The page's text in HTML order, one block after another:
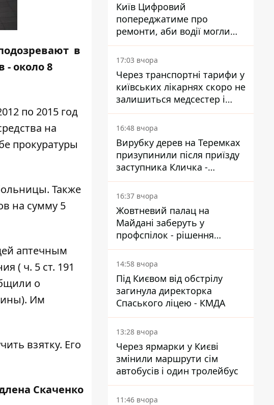
в
- около 8
по 2015 год
на
прокуратуры
Также
на сумму 5
аптечным
( ч. 5 ст. 191
о
Им
взятку. Его
Скаченко
Київ Цифровий
попереджатиме про
ремонти, аби водії могли
уникати ділянок із заторами
17:03 вчора
Через транспортні тарифи у
київських лікарнях скоро не
залишиться медсестер і
санітарок - професор
Голубовська
16:48 вчора
Вирубку дерев на Теремках
призупинили після приїзду
заступника Кличка -
почався діалог
16:37 вчора
Жовтневий палац на
Майдані заберуть у
профспілок - рішення
Господарського суду
14:58 вчора
Під Києвом від обстрілу
загинула директорка
Спаського ліцею - КМДА
13:28 вчора
Через ярмарки у Києві
змінили маршрути сім
автобусів і один тролейбус
11:46 вчора